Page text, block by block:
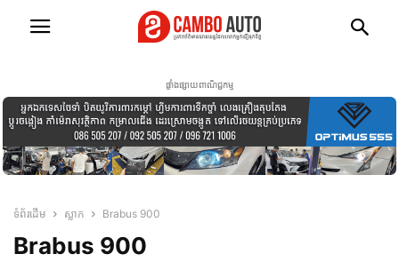
ផ្ទាំងផ្សាយពាណិជ្ជកម្ម
ទំព័រដើម ស្លាក Brabus 900
Brabus 900